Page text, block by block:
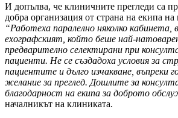
И допълва, че клиничните прегледи са
добра организация от страна на екипа на
“Работеха паралелно няколко кабинета,
ехографският, който беше най-
предварително селектирани при
пациенти. Не се създадоха условия за
пациентите и дълго изчакване, въпреки
желание за преглед. Дошлите за
благодарност на екипа за доброто
началникът на клиниката.